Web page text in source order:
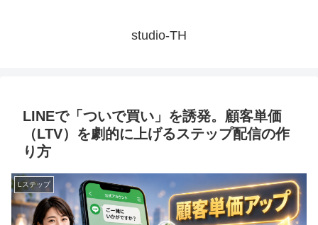
studio-TH
LINEで「ついで買い」を誘発。顧客単価
（LTV）を劇的に上げるステップ配信の作
り方
Lステップ